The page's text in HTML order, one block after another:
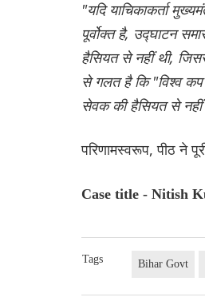
"यदि याचिकाकर्ता
पूर्वोक्त है, उद्घाटन
हैसियत से नहीं थी,
से गलत है कि "विश्व कप
सेवक की हैसियत से
परिणामस्वरूप, पीठ ने
Case title - Nitish
Tags Bihar Govt